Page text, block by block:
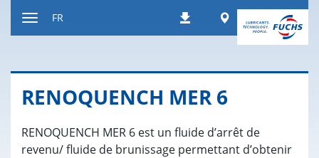
Téléchargements
Worldwide
FR
RENO­QUENCH MER 6
RENOQUENCH MER 6 est un fluide d’arrêt de
revenu/ fluide de brunissage permettant d’obtenir